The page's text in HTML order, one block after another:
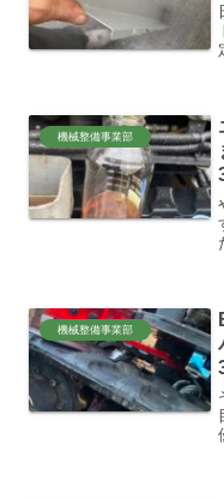
機械整備事業部
機械整備事業部